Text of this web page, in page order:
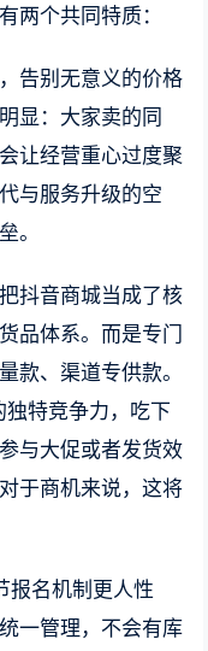
两个共同特质：
告别无意义的价格
显：大家卖的同
让经营重心过度聚
与服务升级的空
。
抖音商城当成了核
品体系。而是专门
款、渠道专供款。
独特竞争力，吃下
与大促或者发货效
于商机来说，这将
报名机制更人性
一管理，不会有库